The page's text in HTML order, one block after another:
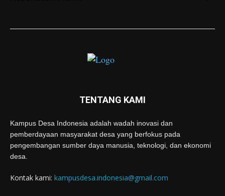
TENTANG KAMI
Kampus Desa Indonesia adalah wadah inovasi dan
pemberdayaan masyarakat desa yang berfokus pada
pengembangan sumber daya manusia, teknologi, dan ekonomi
desa.
Kontak kami: kampusdesa.indonesia@gmail.com